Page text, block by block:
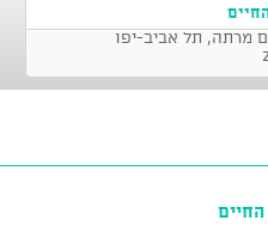
מרתה, תל אביב-יפו